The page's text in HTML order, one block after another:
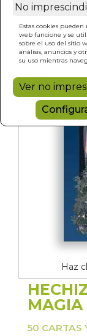
No
Estas cookies
web funcione y se
sobre el uso del sitio
análisis, anuncios y
su uso mientras
Ver no
Haz
MAGIA
50 CARTAS